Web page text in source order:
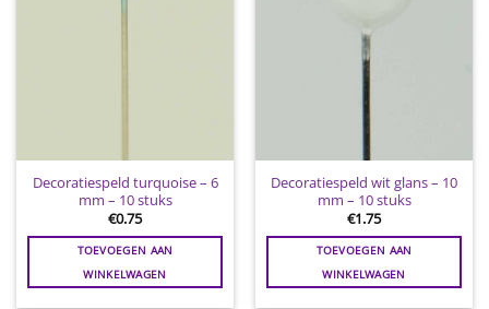
Decoratiespeld turquoise – 6
mm – 10 stuks
€0.75
TOEVOEGEN AAN
WINKELWAGEN
Decoratiespeld wit glans – 10
mm – 10 stuks
€1.75
TOEVOEGEN AAN
WINKELWAGEN